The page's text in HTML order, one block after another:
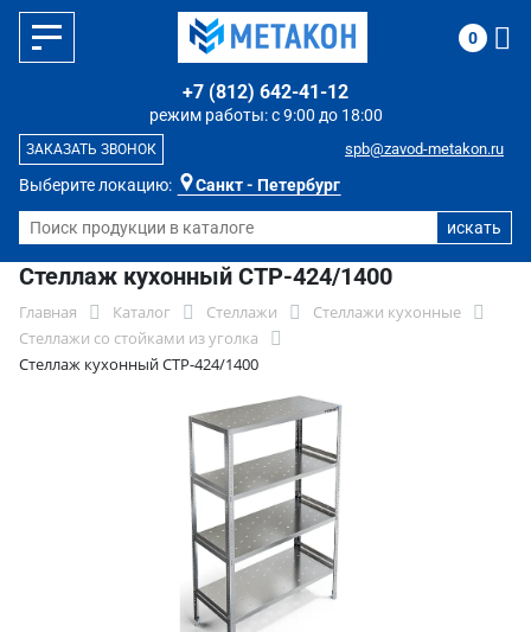
Выберите локацию: Санкт - Петербург
режим работы: с 9:00 до 18:00
+7 (812) 642-41-12
spb@zavod-metakon.ru
ЗАКАЗАТЬ ЗВОНОК
0
Стеллаж кухонный СТР-424/1400
Главная Каталог Стеллажи
Стеллажи кухонные
Стеллажи со стойками из уголка
Стеллаж кухонный СТР-424/1400